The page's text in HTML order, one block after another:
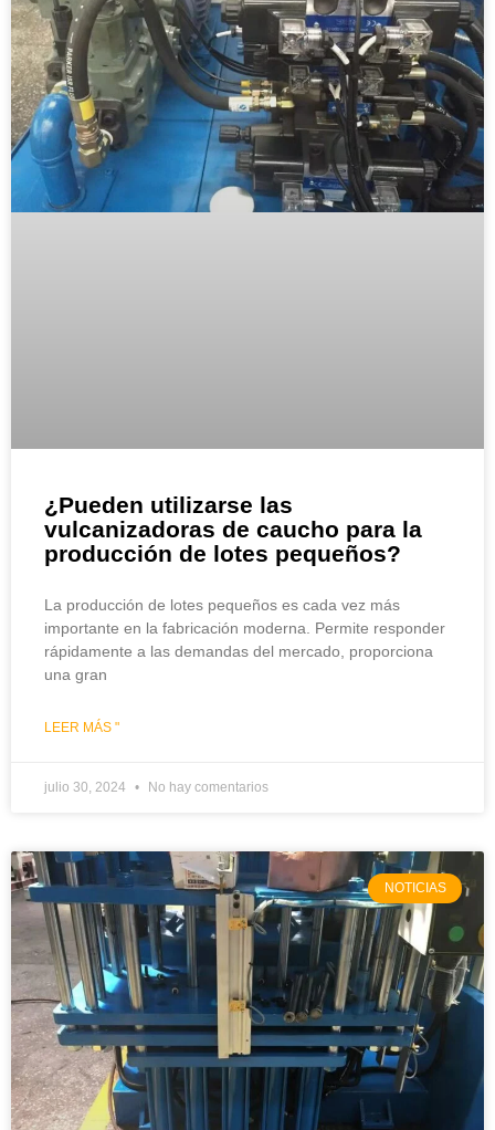
¿Pueden utilizarse las
vulcanizadoras de caucho para la
producción de lotes pequeños?
La producción de lotes pequeños es cada vez más
importante en la fabricación moderna. Permite responder
rápidamente a las demandas del mercado, proporciona
una gran
LEER MÁS "
julio 30, 2024 No hay comentarios
NOTICIAS